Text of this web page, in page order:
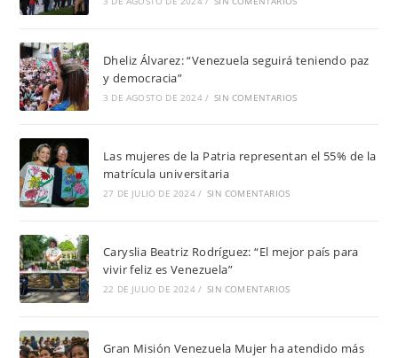
Dheliz Álvarez: “Venezuela seguirá teniendo paz
y democracia”
3 DE AGOSTO DE 2024 / SIN COMENTARIOS
Las mujeres de la Patria representan el 55% de la
matrícula universitaria
27 DE JULIO DE 2024 / SIN COMENTARIOS
Caryslia Beatriz Rodríguez: “El mejor país para
vivir feliz es Venezuela”
22 DE JULIO DE 2024 / SIN COMENTARIOS
Gran Misión Venezuela Mujer ha atendido más